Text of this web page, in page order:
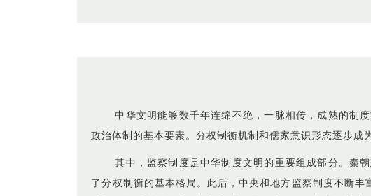
中华文明能够数千年连绵不绝，一脉相传，成熟的制
政治体制的基本要素。分权制衡机制和儒家意识形态逐步成
其中，监察制度是中华制度文明的重要组成部分。秦
了分权制衡的基本格局。此后，中央和地方监察制度不断